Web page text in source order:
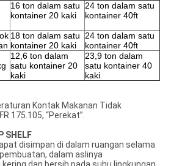
16 ton dalam satu
kontainer 20 kaki
24 ton dalam satu
kontainer 40ft
18 ton dalam satu
kontainer 20 kaki
24 ton dalam satu
kontainer 40ft
12,6 ton dalam
satu kontainer 20
kaki
23,9 ton dalam
satu kontainer 40
kaki
Kontak Makanan Tidak
175.105, “Perekat”.
SHELF
disimpan di dalam ruangan selama
dalam aslinya